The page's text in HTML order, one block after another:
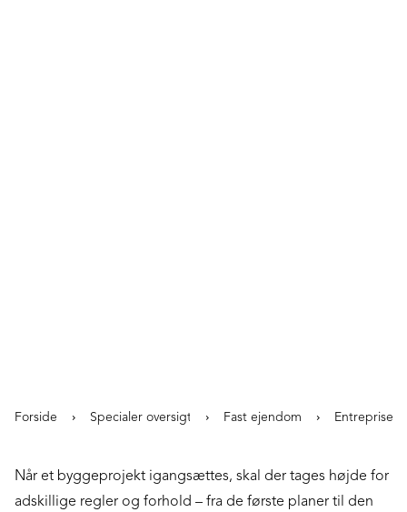
Forside Specialer oversigt Fast ejendom Entreprise
Når et byggeprojekt igangsættes, skal der tages højde for
adskillige regler og forhold – fra de første planer til den